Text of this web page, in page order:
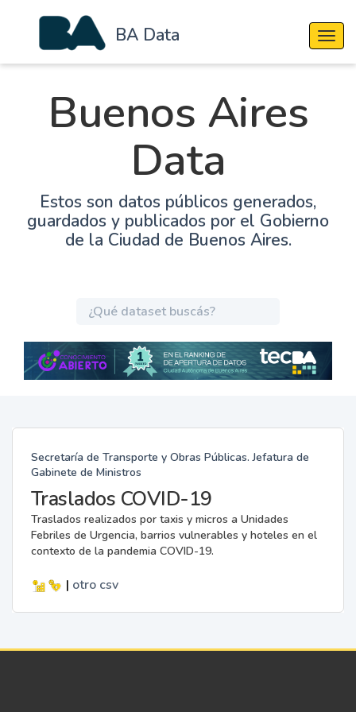
BA Data
Buenos Aires
Data
Estos son datos públicos generados,
guardados y publicados por el Gobierno
de la Ciudad de Buenos Aires.
Secretaría de Transporte y Obras Públicas. Jefatura de
Gabinete de Ministros
Traslados COVID-19
Traslados realizados por taxis y micros a Unidades
Febriles de Urgencia, barrios vulnerables y hoteles en el
contexto de la pandemia COVID-19.
| otro csv